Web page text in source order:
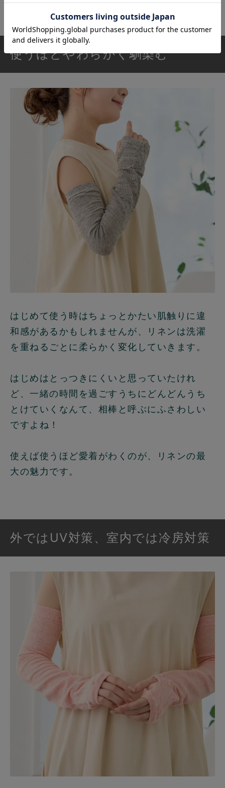
使うほどやわらかく馴染む
はじめて使う時はちょっとかたい肌触りに違
和感があるかもしれませんが、
リネンは洗濯
を重ねるごとに柔らかく変化していきます。
はじめはとっつきにくいと思っていたけれ
ど、一緒の時間を過ごすうちにどんどんうち
とけていくなんて、相棒と呼ぶにふさわしい
ですよね！
使えば使うほど愛着がわくのが、リネンの最
大の魅力です。
外ではUV対策、室内では冷房対策